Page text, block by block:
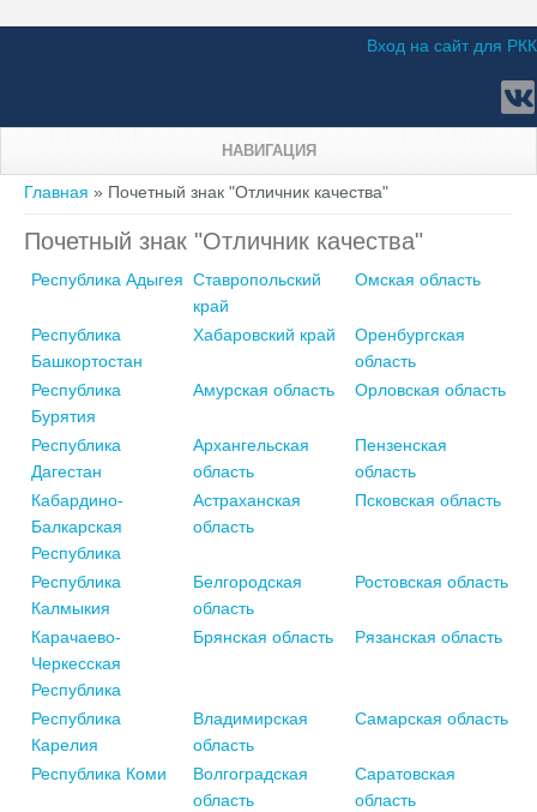
Вход на сайт для РКК
НАВИГАЦИЯ
Вы здесь
Главная » Почетный знак "Отличник качества"
Почетный знак "Отличник качества"
Республика Адыгея Ставропольский
край
Омская область
Республика
Башкортостан
Хабаровский край
Оренбургская
область
Республика
Бурятия
Амурская область Орловская область
Республика
Дагестан
Архангельская
область
Пензенская
область
Кабардино-
Балкарская
Республика
Астраханская
область
Псковская область
Республика
Калмыкия
Белгородская
область
Ростовская область
Карачаево-
Черкесская
Республика
Брянская область Рязанская область
Республика
Карелия
Владимирская
область
Самарская область
Республика Коми
Волгоградская
область
Саратовская
область